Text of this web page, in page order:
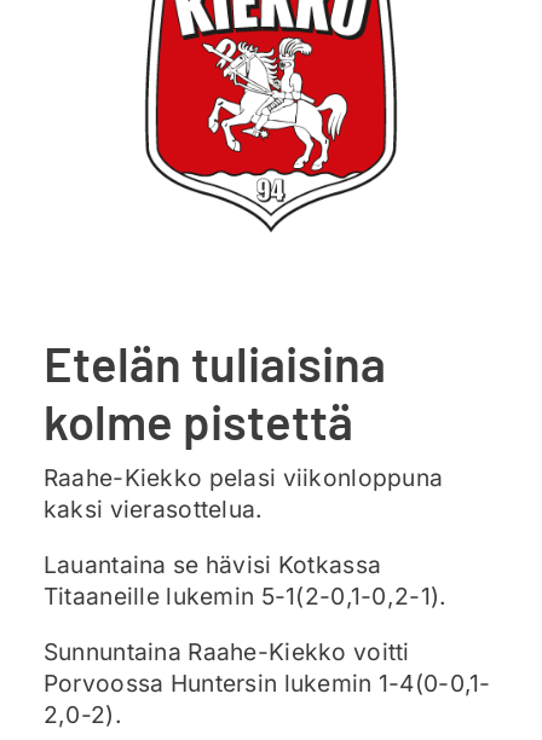
Ajankohtaista
Etelän tuliaisina
kolme pistettä
Raahe-Kiekko pelasi viikonloppuna
kaksi vierasottelua.
Lauantaina se hävisi Kotkassa
Titaaneille lukemin 5-1(2-0,1-0,2-1).
Sunnuntaina Raahe-Kiekko voitti
Porvoossa Huntersin lukemin 1-4(0-0,1-
2,0-2).